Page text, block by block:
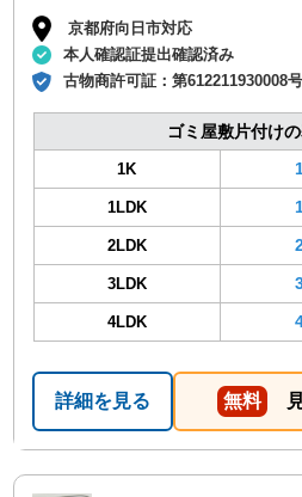
京都府向日市対応
本人確認証提出確認済み
古物商許可証：第612211930008号
ゴミ屋敷片付け
1K
1LDK
2LDK
3LDK
4LDK
詳細を見る 無料 見